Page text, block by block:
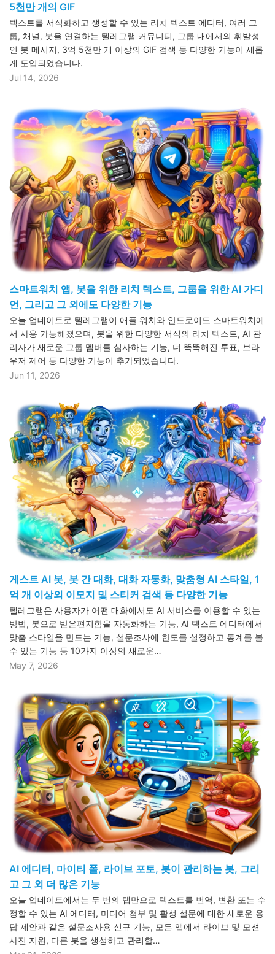
5천만 개의 GIF
텍스트를 서식화하고 생성할 수 있는 리치 텍스트 에디터, 여러 그
룹, 채널, 봇을 연결하는 텔레그램 커뮤니티, 그룹 내에서의 휘발성
인 봇 메시지, 3억 5천만 개 이상의 GIF 검색 등 다양한 기능이 새롭
게 도입되었습니다.
Jul 14, 2026
스마트워치 앱, 봇을 위한 리치 텍스트, 그룹을 위한 AI 가디
언, 그리고 그 외에도 다양한 기능
오늘 업데이트로 텔레그램이 애플 워치와 안드로이드 스마트워치에
서 사용 가능해졌으며, 봇을 위한 다양한 서식의 리치 텍스트, AI 관
리자가 새로운 그룹 멤버를 심사하는 기능, 더 똑똑해진 투표, 브라
우저 제어 등 다양한 기능이 추가되었습니다.
Jun 11, 2026
게스트 AI 봇, 봇 간 대화, 대화 자동화, 맞춤형 AI 스타일, 1
억 개 이상의 이모지 및 스티커 검색 등 다양한 기능
텔레그램은 사용자가 어떤 대화에서도 AI 서비스를 이용할 수 있는
방법, 봇으로 받은편지함을 자동화하는 기능, AI 텍스트 에디터에서
맞춤 스타일을 만드는 기능, 설문조사에 한도를 설정하고 통계를 볼
수 있는 기능 등 10가지 이상의 새로운…
May 7, 2026
AI 에디터, 마이티 폴, 라이브 포토, 봇이 관리하는 봇, 그리
고 그 외 더 많은 기능
오늘 업데이트에서는 두 번의 탭만으로 텍스트를 번역, 변환 또는 수
정할 수 있는 AI 에디터, 미디어 첨부 및 활성 설문에 대한 새로운 응
답 제안과 같은 설문조사용 신규 기능, 모든 앱에서 라이브 및 모션
사진 지원, 다른 봇을 생성하고 관리할…